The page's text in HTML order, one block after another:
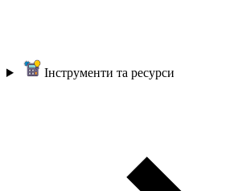
Інструменти та ресурси